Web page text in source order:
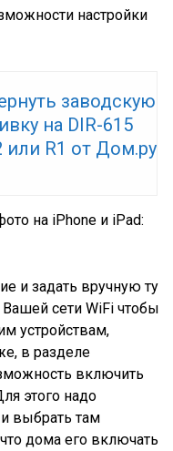
настройки
заводскую
на DIR-615
или R1 от Дом.ру
на iPhone и iPad:
и задать вручную ту
Вашей сети WiFi чтобы
устройствам,
в разделе
включить
этого надо
и выбрать там
дома его включать